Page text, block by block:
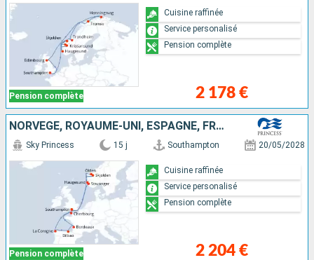
Pension complète 2 178 €
Cuisine raffinée
Service personalisé
Pension complète
NORVÈGE, ROYAUME-UNI, ESPAGNE, FRANCE
Pension complète
Sky Princess 15 j Southampton 20/05/2028
2 204 €
Cuisine raffinée
Service personalisé
Pension complète